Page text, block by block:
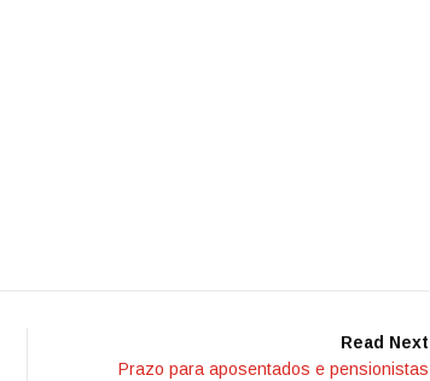
Read Next
Prazo para aposentados e pensionistas